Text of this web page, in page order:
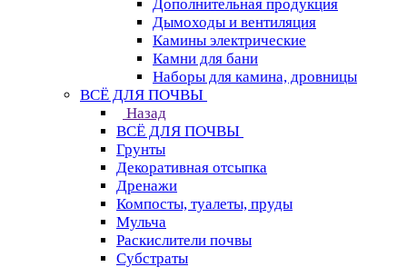
Дополнительная продукция
Дымоходы и вентиляция
Камины электрические
Камни для бани
Наборы для камина, дровницы
ВСЁ ДЛЯ ПОЧВЫ
Назад
ВСЁ ДЛЯ ПОЧВЫ
Грунты
Декоративная отсыпка
Дренажи
Компосты, туалеты, пруды
Мульча
Раскислители почвы
Субстраты